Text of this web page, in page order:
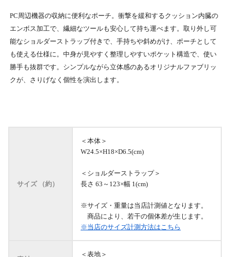
PC周辺機器の収納に便利なポーチ。衝撃を緩和するクッション内臓の
エンボス加工で、繊細なツールも安心して持ち運べます。取り外し可
能なショルダーストラップ付きで、手持ちや斜めがけ、ポーチとして
も使える仕様に。中身が見やすく整理しやすいポケット構造で、使い
勝手も抜群です。シンプルながら立体感のあるオリジナルファブリッ
クが、さりげなく個性を演出します。
サイズ （約）
＜本体＞
W24.5×H18×D6.5(cm)
＜ショルダーストラップ＞
長さ 63～123×幅 1(cm)
※サイズ・重量は当店計測値となります。
商品により、若干の個体差が生じます。
※当店のサイズ計測方法はこちら
＜表地＞